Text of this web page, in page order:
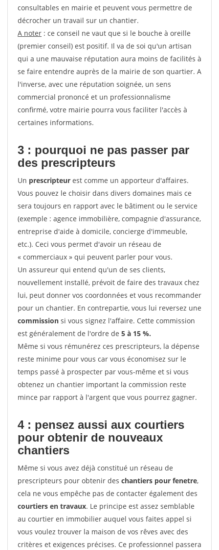
consultables en mairie et peuvent vous permettre de
décrocher un travail sur un chantier.
A noter : ce conseil ne vaut que si le bouche à oreille
(premier conseil) est positif. Il va de soi qu'un artisan
qui a une mauvaise réputation aura moins de facilités à
se faire entendre auprès de la mairie de son quartier. A
l'inverse, avec une réputation soignée, un sens
commercial prononcé et un professionnalisme
confirmé, votre mairie pourra vous faciliter l'accès à
certaines informations.
3 : pourquoi ne pas passer par
des prescripteurs
Un prescripteur est comme un apporteur d'affaires.
Vous pouvez le choisir dans divers domaines mais ce
sera toujours en rapport avec le bâtiment ou le service
(exemple : agence immobilière, compagnie d'assurance,
entreprise d'aide à domicile, concierge d'immeuble,
etc.). Ceci vous permet d'avoir un réseau de
« commerciaux » qui peuvent parler pour vous.
Un assureur qui entend qu'un de ses clients,
nouvellement installé, prévoit de faire des travaux chez
lui, peut donner vos coordonnées et vous recommander
pour un chantier. En contrepartie, vous lui reversez une
commission si vous signez l'affaire. Cette commission
est généralement de l'ordre de 5 à 15 %.
Même si vous rémunérez ces prescripteurs, la dépense
reste minime pour vous car vous économisez sur le
temps passé à prospecter par vous-même et si vous
obtenez un chantier important la commission reste
mince par rapport à l'argent que vous pourrez gagner.
4 : pensez aussi aux courtiers
pour obtenir de nouveaux
chantiers
Même si vous avez déjà constitué un réseau de
prescripteurs pour obtenir des chantiers pour fenetre,
cela ne vous empêche pas de contacter également des
courtiers en travaux. Le principe est assez semblable
au courtier en immobilier auquel vous faites appel si
vous voulez trouver la maison de vos rêves avec des
critères et exigences précises. Ce professionnel passera